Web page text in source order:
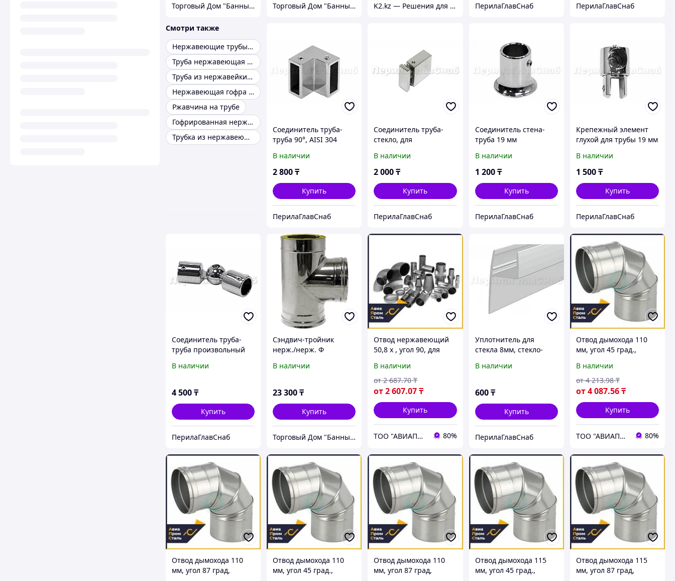
Торговый Дом "Банный мир" Торговый Дом "Банный мир" K2.kz — Решения для металлообработки ПерилаГлавСнаб ПерилаГлавСнаб
Смотри также
Нержавеющие трубы отводы
Труба нержавеющая гнутая
Труба из нержавейки санкт
Нержавеющая гофра труба
Ржавчина на трубе
Гофрированная нержавеющая труба Новое
Трубка из нержавеющей стали
Соединитель труба-
труба 90°, AISI 304
В наличии
2 800₸
Купить
ПерилаГлавСнаб
Соединитель труба-
стекло, для
В наличии
2 000₸
Купить
ПерилаГлавСнаб
Соединитель стена-
труба 19 мм
В наличии
1 200 ₸
Купить
ПерилаГлавСнаб
Крепежный элемент
глухой для трубы 19 мм
В наличии
1 500₸
Купить
ПерилаГлавСнаб
Соединитель труба-
труба произвольный
полированный
В наличии
4 500₸
Купить
ПерилаГлавСнаб
Сэндвич-тройник
нерж./нерж. Ф
В наличии
23 300₸
Купить
Торговый Дом "Банный мир"
Отвод нержавеющий
50,8 х , угол 90, для
20х20мм
В наличии
от2 607.07₸
от 2 687.70 ₸
Купить
ТОО "АВИАПРОМСТАЛЬ" 80%
Уплотнитель для
стекла 8мм, стекло-
В наличии
600 ₸
Купить
ПерилаГлавСнаб
Отвод дымохода 110
мм, угол 45 град.,
AISI 316
В наличии
от4 087.56₸
от 4 213.98 ₸
Купить
ТОО "АВИАПРОМСТАЛЬ" 80%
Отвод дымохода 110
мм, угол 87 град,
Отвод дымохода 110
мм, угол 45 град.,
Отвод дымохода 110
мм, угол 87 град,
Отвод дымохода 115
мм, угол 45 град.,
Отвод дымохода 115
мм, угол 87 град,